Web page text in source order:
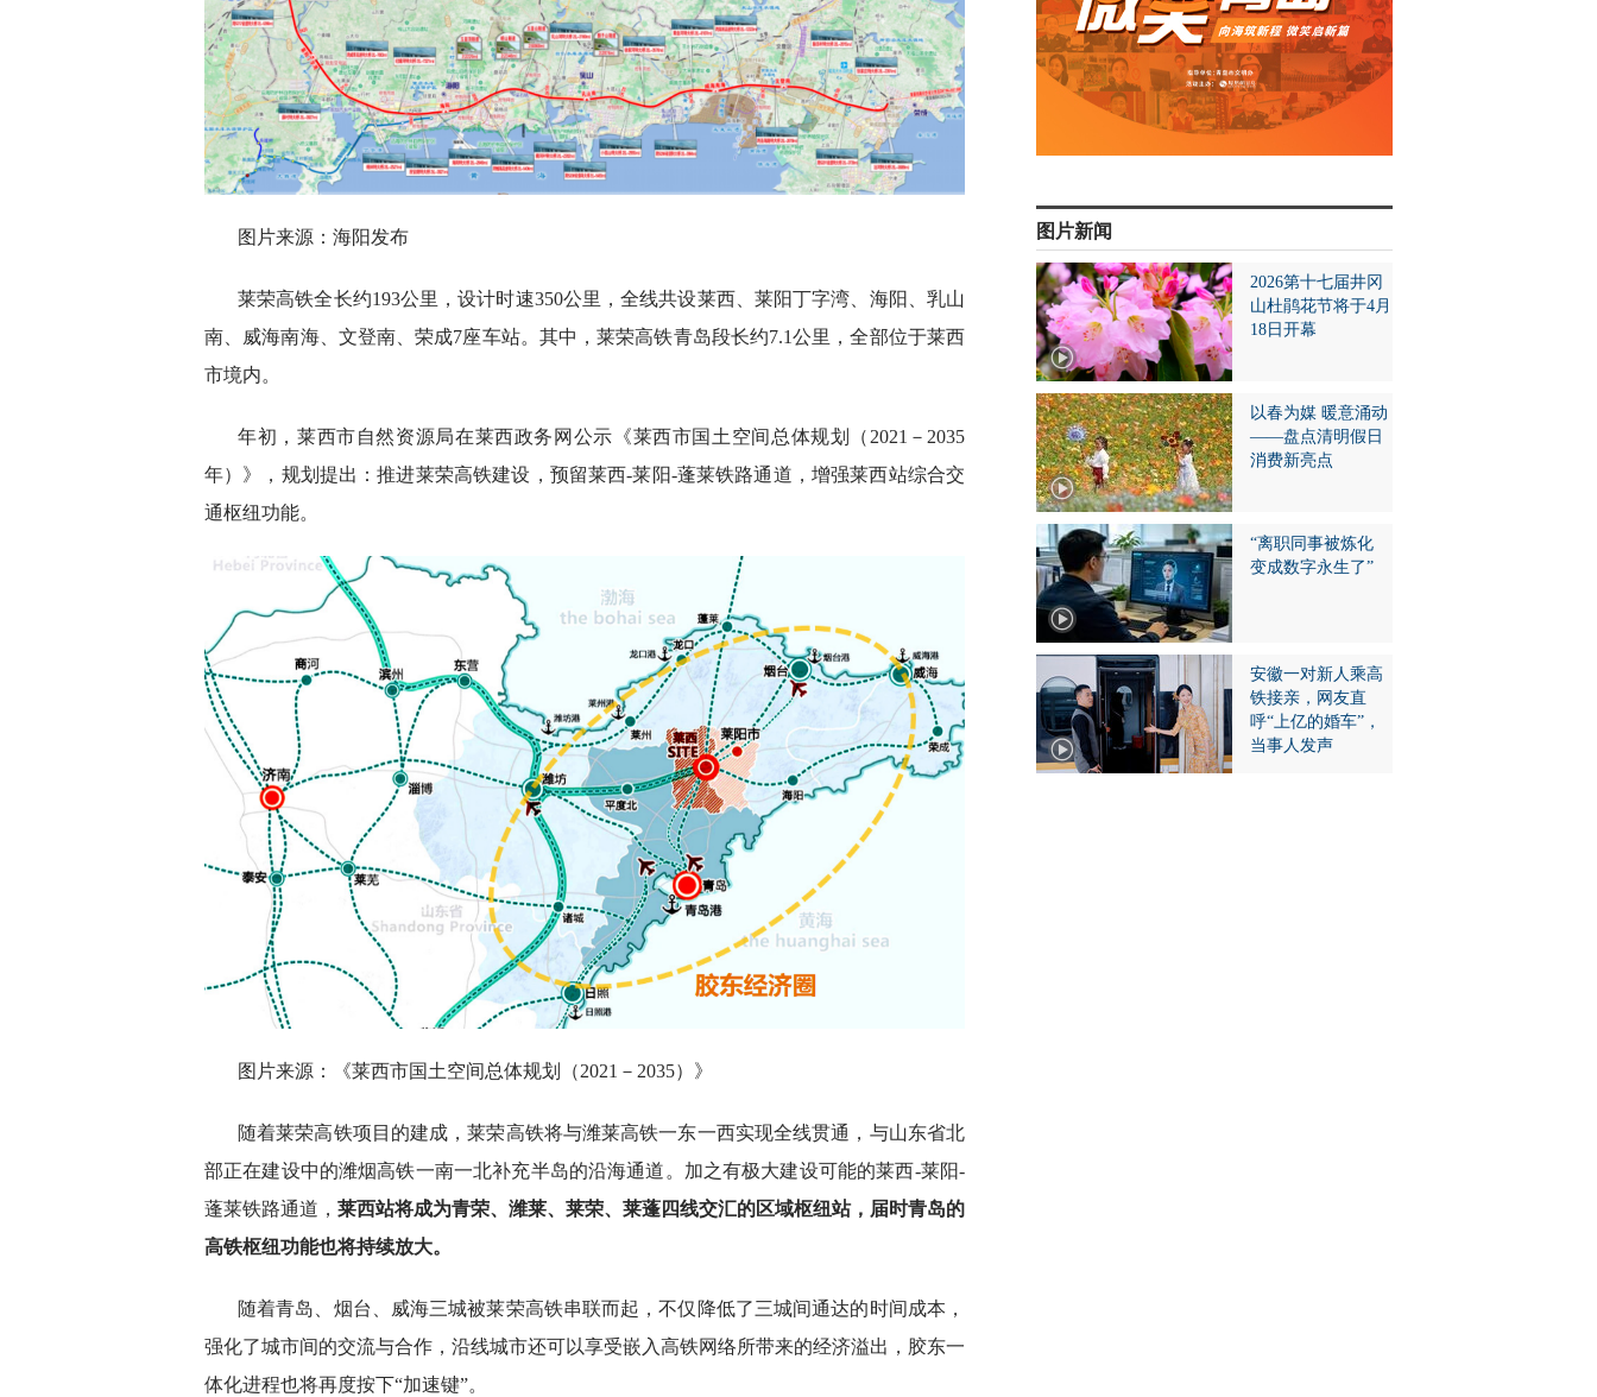
图片来源：海阳发布
莱荣高铁全长约193公里，设计时速350公里，全线共设莱西、莱阳丁字湾、海阳、乳山
南、威海南海、文登南、荣成7座车站。其中，莱荣高铁青岛段长约7.1公里，全部位于莱西
市境内。
年初，莱西市自然资源局在莱西政务网公示《莱西市国土空间总体规划（2021－2035
年）》，规划提出：推进莱荣高铁建设，预留莱西-莱阳-蓬莱铁路通道，增强莱西站综合交
通枢纽功能。
图片来源：《莱西市国土空间总体规划（2021－2035）》
随着莱荣高铁项目的建成，莱荣高铁将与潍莱高铁一东一西实现全线贯通，与山东省北
部正在建设中的潍烟高铁一南一北补充半岛的沿海通道。加之有极大建设可能的莱西-莱阳-
蓬莱铁路通道， 莱西站将成为青荣、潍莱、莱荣、莱蓬四线交汇的区域枢纽站，届时青岛的
高铁枢纽功能也将持续放大。
随着青岛、烟台、威海三城被莱荣高铁串联而起，不仅降低了三城间通达的时间成本，
强化了城市间的交流与合作，沿线城市还可以享受嵌入高铁网络所带来的经济溢出，胶东一
体化进程也将再度按下“加速键”。
图片新闻
2026第十七届井冈
山杜鹃花节将于4月
18日开幕
以春为媒 暖意涌动
——盘点清明假日
消费新亮点
“离职同事被炼化
变成数字永生了”
安徽一对新人乘高
铁接亲，网友直
呼“上亿的婚车”，
当事人发声